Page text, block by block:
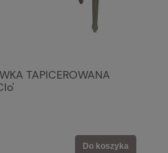
TAPICEROWANA
Do koszyka